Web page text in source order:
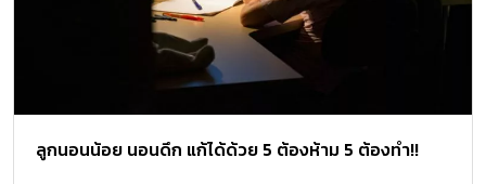
ลูกนอนน้อย นอนดึก แก้ได้ด้วย 5 ต้องห้าม 5 ต้องทำ!!